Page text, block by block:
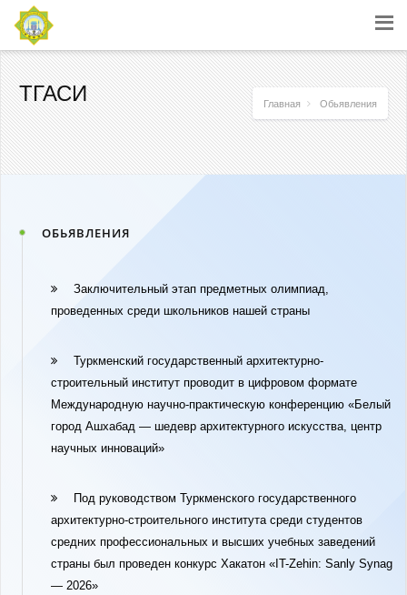
ТГАСИ Главная Обьявления
ОБЬЯВЛЕНИЯ
Заключительный этап предметных олимпиад,
проведенных среди школьников нашей страны
Туркменский государственный архитектурно-
строительный институт проводит в цифровом формате
Международную научно-практическую конференцию «Белый
город Ашхабад — шедевр архитектурного искусства, центр
научных инноваций»
Под руководством Туркменского государственного
архитектурно-строительного института среди студентов
средних профессиональных и высших учебных заведений
страны был проведен конкурс Хакатон «IT-Zehin: Sanly Synag
— 2026»